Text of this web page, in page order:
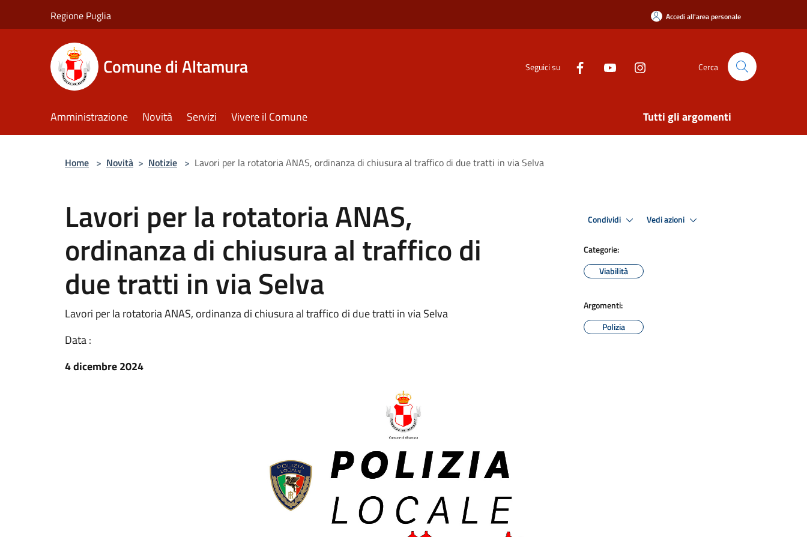
Regione Puglia Accedi all'area personale
Comune di Altamura Seguici su Cerca
Amministrazione Novità Servizi Vivere il Comune Tutti gli argomenti
Home > Novità > Notizie > Lavori per la rotatoria ANAS, ordinanza di chiusura al traffico di due tratti in via Selva
Lavori per la rotatoria ANAS,
ordinanza di chiusura al traffico di
due tratti in via Selva
Lavori per la rotatoria ANAS, ordinanza di chiusura al traffico di due tratti in via Selva
Data :
4 dicembre 2024
Condividi Vedi azioni
Categorie:
Viabilità
Argomenti:
Polizia